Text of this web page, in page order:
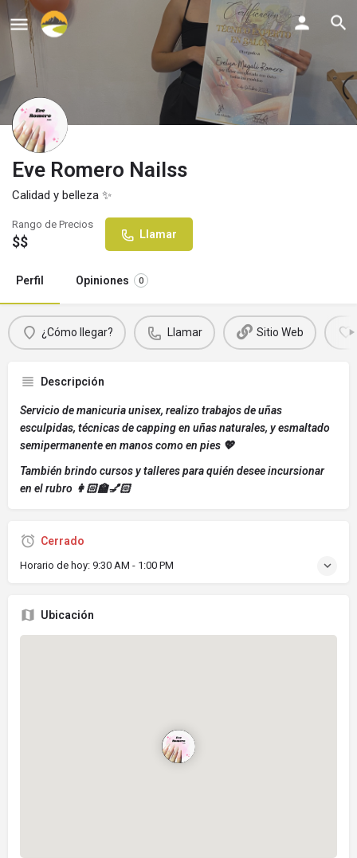
Eve Romero Nailss
Calidad y belleza ✨
Rango de Precios
$$ Llamar
Perfil Opiniones 0
¿Cómo llegar? Llamar Sitio Web
Descripción
Servicio de manicuria unisex, realizo trabajos de uñas
esculpidas, técnicas de capping en uñas naturales, y esmaltado
semipermanente en manos como en pies 💖
También brindo cursos y talleres para quién desee incursionar
en el rubro 👩🏻‍🏫💅🏻
Cerrado
Horario de hoy: 9:30 AM - 1:00 PM
Ubicación